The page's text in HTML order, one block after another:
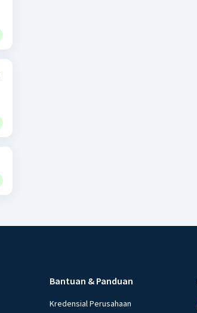
Bantuan & Panduan
Kredensial Perusahaan